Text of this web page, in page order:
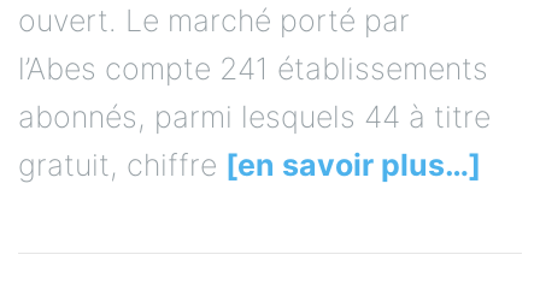
ouvert. Le marché porté par
l’Abes compte 241 établissements
abonnés, parmi lesquels 44 à titre
gratuit, chiffre [en savoir plus…]